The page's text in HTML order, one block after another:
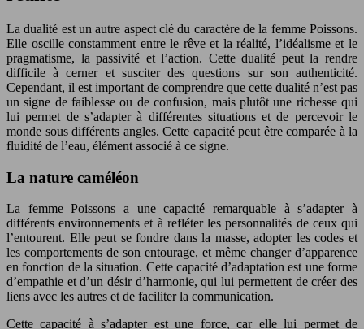
La dualité est un autre aspect clé du caractère de la femme Poissons.
Elle oscille constamment entre le rêve et la réalité, l’idéalisme et le
pragmatisme, la passivité et l’action. Cette dualité peut la rendre
difficile à cerner et susciter des questions sur son authenticité.
Cependant, il est important de comprendre que cette dualité n’est pas
un signe de faiblesse ou de confusion, mais plutôt une richesse qui
lui permet de s’adapter à différentes situations et de percevoir le
monde sous différents angles. Cette capacité peut être comparée à la
fluidité de l’eau, élément associé à ce signe.
La nature caméléon
La femme Poissons a une capacité remarquable à s’adapter à
différents environnements et à refléter les personnalités de ceux qui
l’entourent. Elle peut se fondre dans la masse, adopter les codes et
les comportements de son entourage, et même changer d’apparence
en fonction de la situation. Cette capacité d’adaptation est une forme
d’empathie et d’un désir d’harmonie, qui lui permettent de créer des
liens avec les autres et de faciliter la communication.
Cette capacité à s’adapter est une force, car elle lui permet de